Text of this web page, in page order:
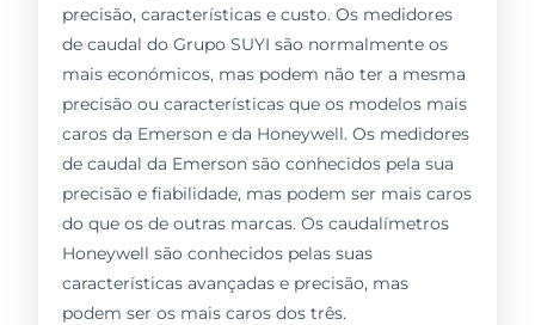
precisão, características e custo. Os medidores
de caudal do Grupo SUYI são normalmente os
mais económicos, mas podem não ter a mesma
precisão ou características que os modelos mais
caros da Emerson e da Honeywell. Os medidores
de caudal da Emerson são conhecidos pela sua
precisão e fiabilidade, mas podem ser mais caros
do que os de outras marcas. Os caudalímetros
Honeywell são conhecidos pelas suas
características avançadas e precisão, mas
podem ser os mais caros dos três.